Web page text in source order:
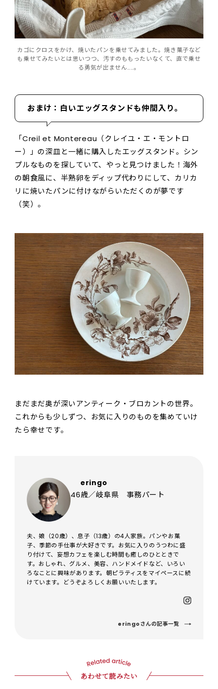
カゴにクロスをかけ、焼いたパンを乗せてみました。焼き菓子など
も乗せてみたいとは思いつつ、汚すのももったいなくて、直で乗せ
る勇気が出ません……。
おまけ：白いエッグスタンドも仲間入り。
「Creil et Montereau（クレイユ・エ・モントロ
ー）」の深皿と一緒に購入したエッグスタンド。シン
プルなものを探していて、やっと見つけました！海外
の朝食風に、半熟卵をディップ代わりにして、カリカ
リに焼いたパンに付けながらいただくのが夢です
（笑）。
まだまだ奥が深いアンティーク・ブロカントの世界。
これからも少しずつ、お気に入りのものを集めていけ
たら幸せです。
eringo
46歳／岐阜県 事務パート
夫、娘（20歳）、息子（13歳）の4人家族。パンやお菓
子、季節の手仕事が大好きです。お気に入りのうつわに盛
り付けて、妄想カフェを楽しむ時間も癒しのひとときで
す。おしゃれ、グルメ、美容、ハンドメイドなど、いろい
ろなことに興味があります。朝ピラティスをマイペースに続
けています。どうぞよろしくお願いいたします。
eringoさんの記事一覧
あわせて読みたい